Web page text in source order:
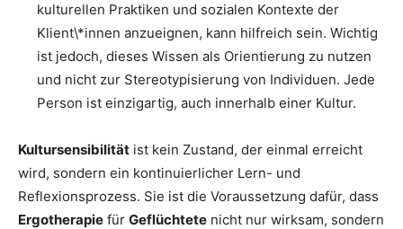
kulturellen Praktiken und sozialen Kontexte der
Klient\*innen anzueignen, kann hilfreich sein. Wichtig
ist jedoch, dieses Wissen als Orientierung zu nutzen
und nicht zur Stereotypisierung von Individuen. Jede
Person ist einzigartig, auch innerhalb einer Kultur.
Kultursensibilität ist kein Zustand, der einmal erreicht
wird, sondern ein kontinuierlicher Lern- und
Reflexionsprozess. Sie ist die Voraussetzung dafür, dass
Ergotherapie für Geflüchtete nicht nur wirksam, sondern